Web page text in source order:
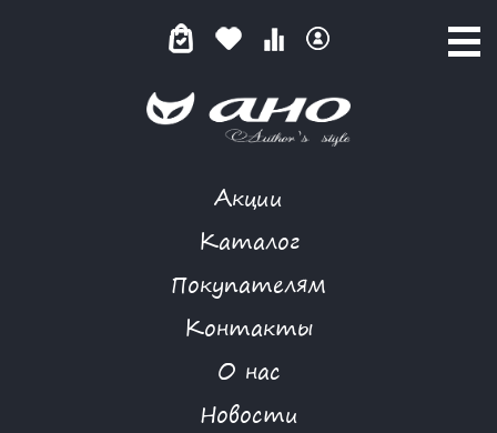
Акции
Каталог
Покупателям
Контакты
О нас
Новости
ПОЛУПАЛЬТО